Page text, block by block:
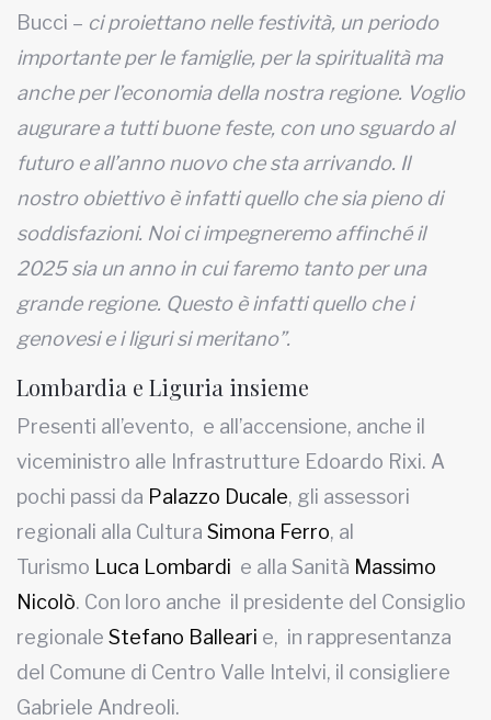
Bucci – ci proiettano nelle festività, un periodo
importante per le famiglie, per la spiritualità ma
anche per l’economia della nostra regione. Voglio
augurare a tutti buone feste, con uno sguardo al
futuro e all’anno nuovo che sta arrivando. Il
nostro obiettivo è infatti quello che sia pieno di
soddisfazioni. Noi ci impegneremo affinché il
2025 sia un anno in cui faremo tanto per una
grande regione. Questo è infatti quello che i
genovesi e i liguri si meritano”.
Lombardia e Liguria insieme
Presenti all’evento, e all’accensione, anche il
viceministro alle Infrastrutture Edoardo Rixi. A
pochi passi da Palazzo Ducale, gli assessori
regionali alla Cultura Simona Ferro, al
Turismo Luca Lombardi e alla Sanità Massimo
Nicolò. Con loro anche il presidente del Consiglio
regionale Stefano Balleari e, in rappresentanza
del Comune di Centro Valle Intelvi, il consigliere
Gabriele Andreoli.